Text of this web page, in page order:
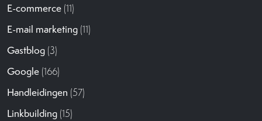
E-commerce (11)
E-mail marketing (11)
Gastblog (3)
Google (166)
Handleidingen (57)
Linkbuilding (15)